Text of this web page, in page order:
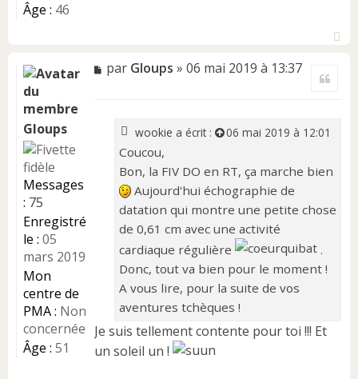
Âge : 46
Gloups
Messages
: 75
Enregistré
le : 05
mars 2019
Mon
centre de
PMA : Non
concernée
Âge : 51
M
par Gloups » 06 mai 2019 à 13:37
wookie a écrit : 06 mai 2019 à 12:01
Coucou,
Bon, la FIV DO en RT, ça marche bien
Aujourd'hui échographie de
datation qui montre une petite chose
de 0,61 cm avec une activité
cardiaque régulière
.
Donc, tout va bien pour le moment !
A vous lire, pour la suite de vos
aventures tchèques !
Je suis tellement contente pour toi !!! Et
un soleil un !